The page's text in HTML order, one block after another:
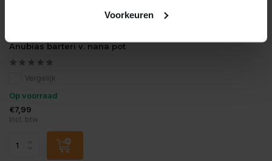
Voorkeuren
Anubias barteri v. nana pot
Vergelijk
Op voorraad
€7,99
Incl. btw